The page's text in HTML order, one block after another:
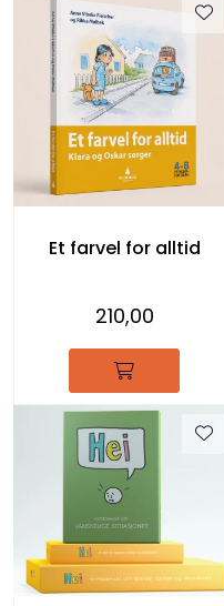
Et farvel for alltid
210,00